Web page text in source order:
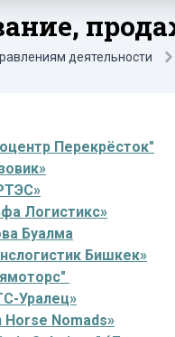
деятельности
Перекрёсток"
Логистикс»
Буалма
Бишкек»
Уралец»
Nomads»